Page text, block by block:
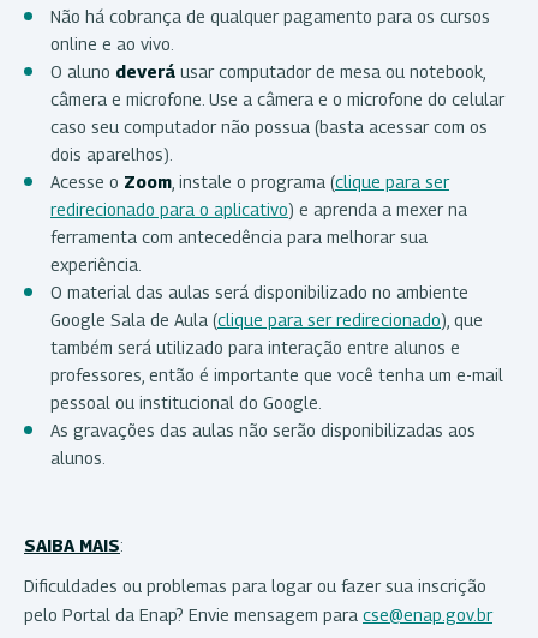
Não há cobrança de qualquer pagamento para os cursos
online e ao vivo.
O aluno deverá usar computador de mesa ou notebook,
câmera e microfone. Use a câmera e o microfone do celular
caso seu computador não possua (basta acessar com os
dois aparelhos).
Acesse o Zoom , instale o programa (clique para ser
redirecionado para o aplicativo) e aprenda a mexer na
ferramenta com antecedência para melhorar sua
experiência.
O material das aulas será disponibilizado no ambiente
Google Sala de Aula (clique para ser redirecionado), que
também será utilizado para interação entre alunos e
professores, então é importante que você tenha um e-mail
pessoal ou institucional do Google.
As gravações das aulas não serão disponibilizadas aos
alunos.
SAIBA MAIS:
Dificuldades ou problemas para logar ou fazer sua inscrição
pelo Portal da Enap? Envie mensagem para cse@enap.gov.br